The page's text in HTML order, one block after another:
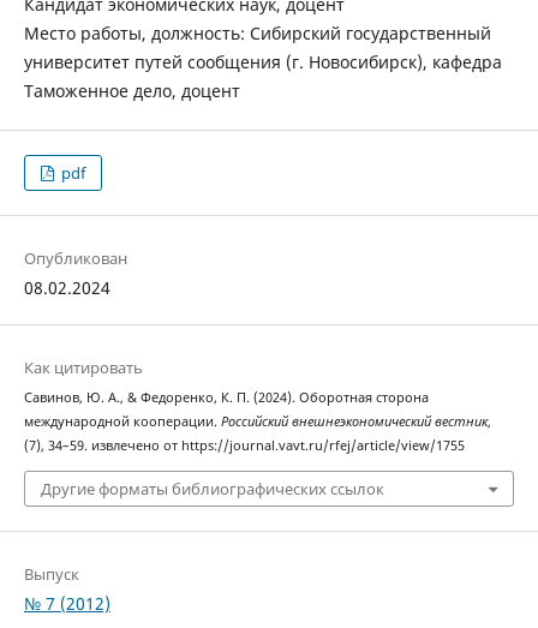
Место работы, должность: Сибирский государственный
университет путей сообщения (г. Новосибирск), кафедра
Таможенное дело, доцент
pdf
Опубликован
08.02.2024
Как цитировать
Савинов, Ю. А., & Федоренко, К. П. (2024). Оборотная сторона
международной кооперации. Российский внешнеэкономический вестник,
(7), 34–59. извлечено от https://journal.vavt.ru/rfej/article/view/1755
Другие форматы библиографических ссылок
Выпуск
№ 7 (2012)